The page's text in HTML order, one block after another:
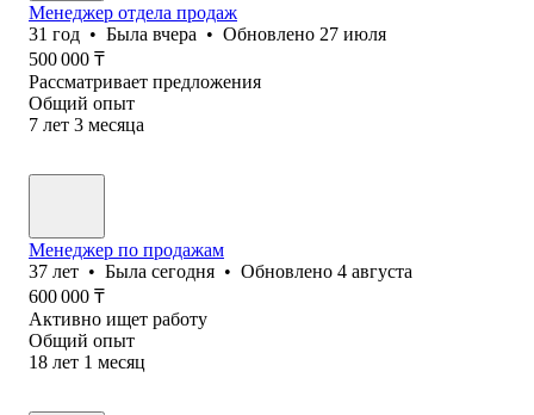
Менеджер отдела продаж
31 год • Была вчера • Обновлено 27 июля
500 000 ₸
Рассматривает предложения
Общий опыт
7 лет 3 месяца
Менеджер по продажам
37 лет • Была сегодня • Обновлено 4 августа
600 000 ₸
Активно ищет работу
Общий опыт
18 лет 1 месяц